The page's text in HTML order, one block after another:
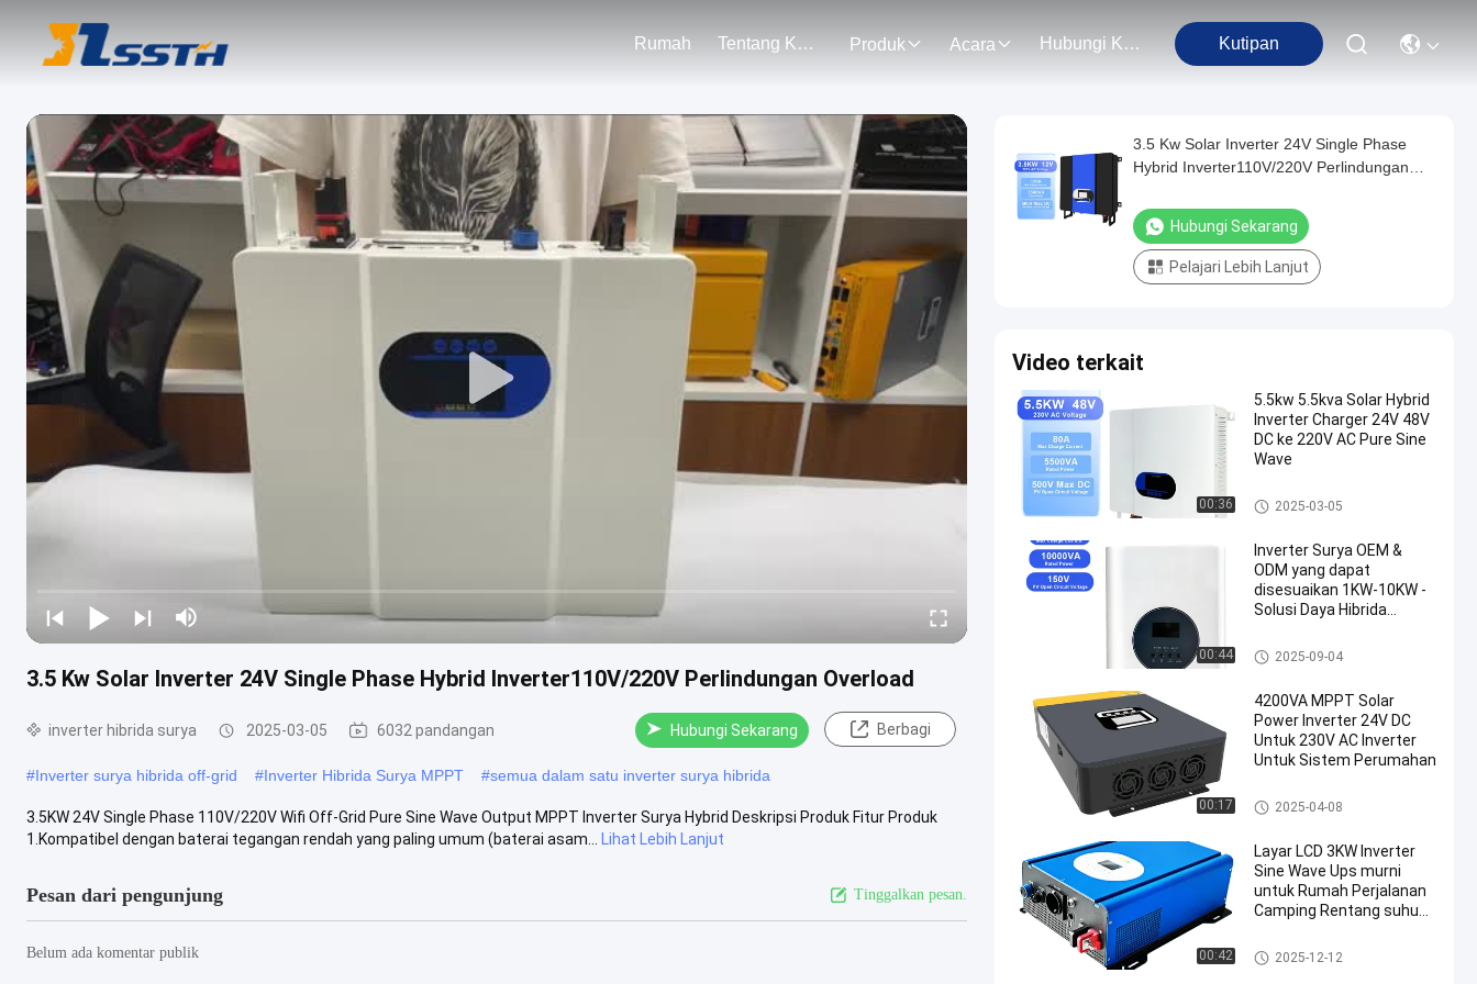
Rumah Tentang Kami Produk Acara Hubungi Kami Kutipan
3.5 Kw Solar Inverter 24V Single Phase Hybrid Inverter110V/220V Perlindungan Overload
inverter hibrida surya 2025-03-05 6032 pandangan Hubungi Sekarang Berbagi
#Inverter surya hibrida off-grid #Inverter Hibrida Surya MPPT #semua dalam satu inverter surya hibrida
3.5KW 24V Single Phase 110V/220V Wifi Off-Grid Pure Sine Wave Output MPPT Inverter Surya Hybrid Deskripsi Produk Fitur Produk
1.Kompatibel dengan baterai tegangan rendah yang paling umum (baterai asam...
Lihat Lebih Lanjut
Pesan dari pengunjung Tinggalkan pesan.
Belum ada komentar publik
3.5 Kw Solar Inverter 24V Single Phase
Hybrid Inverter110V/220V Perlindungan
Hubungi Sekarang
Pelajari Lebih Lanjut
Video terkait
00:36
5.5kw 5.5kva Solar Hybrid
Inverter Charger 24V 48V
DC ke 220V AC Pure Sine
Wave
inverter hibrida surya
2025-03-05
00:44
Inverter Surya OEM &
ODM yang dapat
disesuaikan 1KW-10KW -
Solusi Daya Hibrida
inverter hibrida surya
2025-09-04
00:17
4200VA MPPT Solar
Power Inverter 24V DC
Untuk 230V AC Inverter
Untuk Sistem Perumahan
inverter hibrida surya
2025-04-08
00:42
Layar LCD 3KW Inverter
Sine Wave Ups murni
untuk Rumah Perjalanan
Camping Rentang suhu
inverter hibrida surya
2025-12-12